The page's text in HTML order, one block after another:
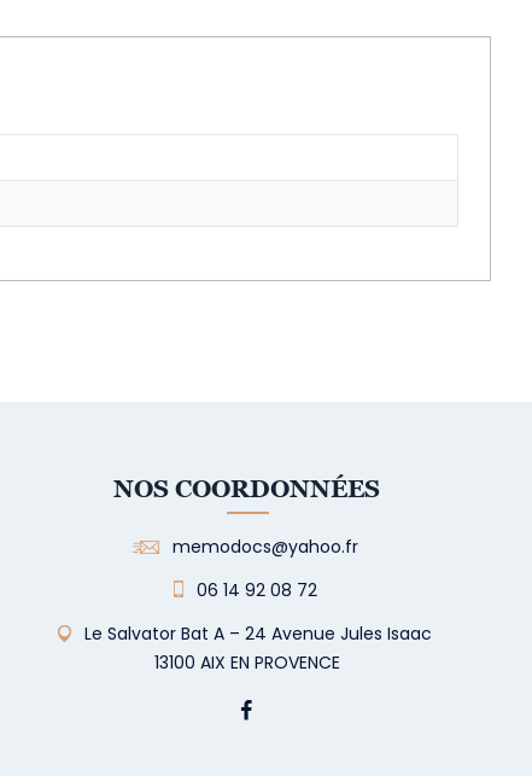
NOS COORDONNÉES
memodocs@yahoo.fr
06 14 92 08 72
Le Salvator Bat A – 24 Avenue Jules Isaac
13100 AIX EN PROVENCE